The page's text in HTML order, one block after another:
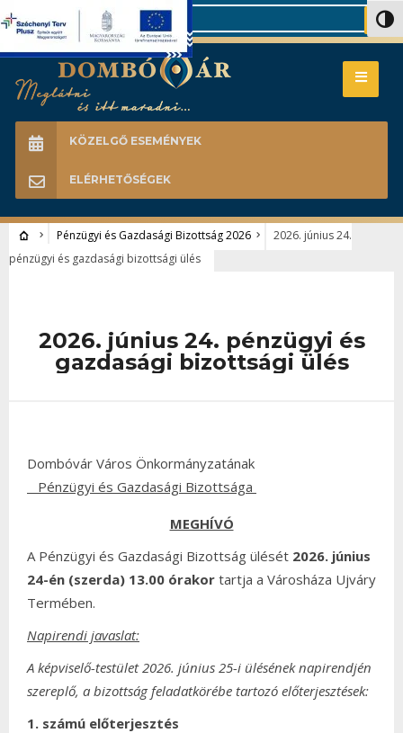
Search
KÖZELGŐ ESEMÉNYEK
ELÉRHETŐSÉGEK
Pénzügyi és Gazdasági Bizottság 2026
2026. június 24.
pénzügyi és gazdasági bizottsági ülés
2026. június 24. pénzügyi és
gazdasági bizottsági ülés
Dombóvár Város Önkormányzatának
Pénzügyi és Gazdasági Bizottsága
MEGHÍVÓ
A Pénzügyi és Gazdasági Bizottság ülését 2026. június
24-én (szerda) 13.00 órakor tartja a Városháza Ujváry
Termében.
Napirendi javaslat:
A képviselő-testület 2026. június 25-i ülésének napirendjén
szereplő, a bizottság feladatkörébe tartozó előterjesztések:
1. számú előterjesztés